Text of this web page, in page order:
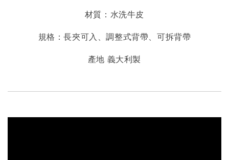
材質：水洗牛皮
規格：長夾可入
、調整式背帶、可拆背帶
產地 義大利製